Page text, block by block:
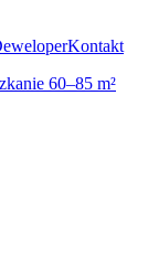
Kontakt
60–85 m²